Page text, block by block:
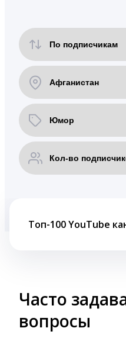
Топ-100 YouTube
Часто
вопросы